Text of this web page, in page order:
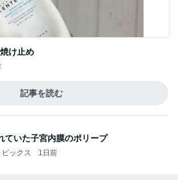
け止め
記事を読む
ていた子宮内膜のポリープ
ックス 1日前